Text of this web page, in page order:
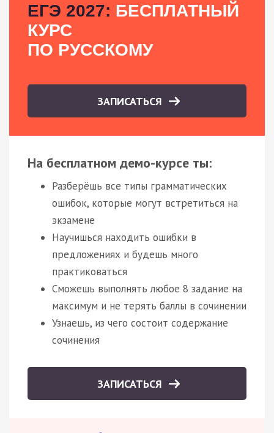
ЕГЭ 2027: БЕСПЛАТНЫЙ
КУРС
ПО РУССКОМУ
ЗАПИСАТЬСЯ
На бесплатном демо-курсе ты:
Разберёшь все типы грамматических
ошибок, которые могут встретиться на
экзамене
Научишься находить ошибки в
предложениях и будешь много
практиковаться
Сможешь выполнять любое 8 задание на
максимум и не терять баллы в сочинении
Узнаешь, из чего состоит содержание
сочинения
ЗАПИСАТЬСЯ